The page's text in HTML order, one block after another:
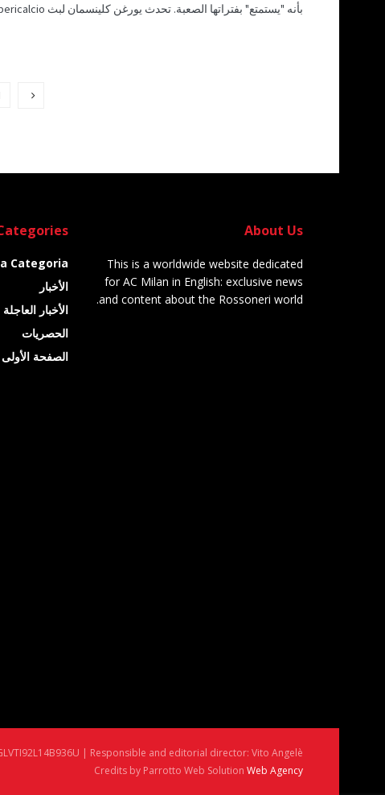
بأنه "يستمتع" بفتراتها الصعبة. تحدث يورغن كلينسمان لبث Apericalcio ...
About Us
This is a worldwide website dedicated
for AC Milan in English: exclusive news
and content about the Rossoneri world.
Categoria
الأخبار
الأخبار العاجلة
الحصريات
الصفحة الأولى
| Responsible and editorial director: Vito Angelè
Credits by Parrotto Web Solution Web Agency